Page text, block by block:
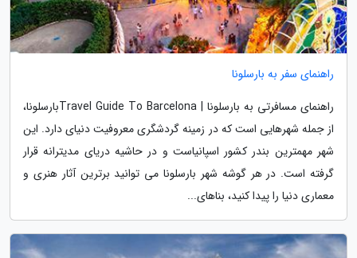
راهنمای سفر به بارسلونا
راهنمای مسافرتی به بارسلونا | Travel Guide To Barcelonaبارسلونا،
از جمله شهرهایی است که در زمینه گردشگری معروفیت دنیای دارد. این
شهر مهمترین بندر کشور اسپانیاست و در حاشیه دریای مدیترانه قرار
گرفته است. در هر گوشه شهر بارسلونا می توانید برترین آثار هنری و
معماری دنیا را پیدا کنید، بناهای...